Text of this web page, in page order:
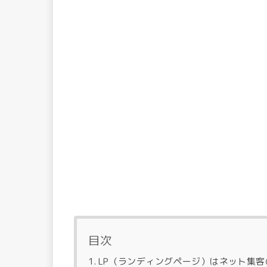
目次
LP（ランディングページ）はネット集